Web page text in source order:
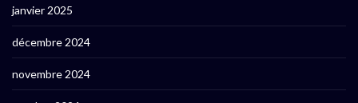
janvier 2025
décembre 2024
novembre 2024